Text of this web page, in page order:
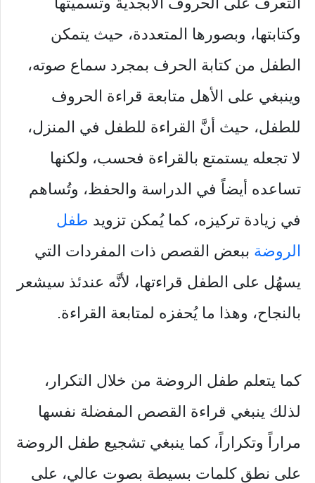
وكتابتها، وبصورها المتعددة، حيث يتمكن
الطفل من كتابة الحرف بمجرد سماع صوته،
وينبغي على الأهل متابعة قراءة الحروف
للطفل، حيث أنَّ القراءة للطفل في المنزل،
لا تجعله يستمتع بالقراءة فحسب، ولكنها
تساعده أيضاً في الدراسة والحفظ، وتُساهم
في زيادة تركيزه، كما يُمكن تزويد طفل
الروضة ببعض القصص ذات المفردات التي
يسهُل على الطفل قراءتها، لأنَّه عندئذ سيشعر
بالنجاح، وهذا ما يُحفزه لمتابعة القراءة.
كما يتعلم طفل الروضة من خلال التكرار،
لذلك ينبغي قراءة القصص المفضلة نفسها
مراراً وتكراراً، كما ينبغي تشجيع طفل الروضة
على نطق كلمات بسيطة بصوت عالي، على